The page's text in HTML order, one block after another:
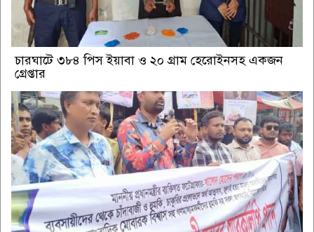
চারঘাটে ৩৮৪ পিস ইয়াবা ও ২০ গ্রাম হেরোইনসহ একজন
গ্রেপ্তার